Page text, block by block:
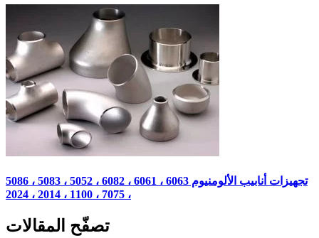
تجهيزات أنابيب الألومنيوم 6063 ، 6061 ، 6082 ، 5052 ، 5083 ، 5086
، 7075 ، 1100 ، 2014 ، 2024
تصفّح المقالات